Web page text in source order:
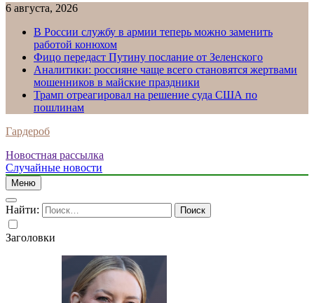
6 августа, 2026
В России службу в армии теперь можно заменить
работой конюхом
Фицо передаст Путину послание от Зеленского
Аналитики: россияне чаще всего становятся жертвами
мошенников в майские праздники
Трамп отреагировал на решение суда США по
пошлинам
Гардероб
Новостная рассылка
Случайные новости
Меню
Найти:
Заголовки